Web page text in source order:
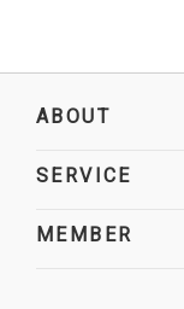
ABOUT
SERVICE
MEMBER